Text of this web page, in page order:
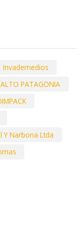
Invademedios
ALTO PATAGONIA
Y Narbona Ltda